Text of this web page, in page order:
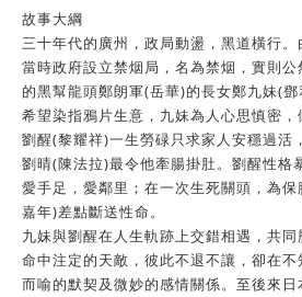
故事大綱
三十年代的廣州，政局動盪，黑道橫行。
當時政府設立禁烟局，名為禁烟，實則
的黑幫龍頭鄭朗軍(岳華)的長女鄭九妹(鄧
希望染指鴉片生意，九妹為人心思慎密
劉醒(黎耀祥)一生勞碌只求家人安穩過活
劉晴(陳法拉)最令他牽腸掛肚。劉醒性格
愛手足，愛鄰里；在一次生死關頭，為
嘉年)差點斷送性命。
九妹與劉醒在人生軌跡上交錯相遇，共
命中注定的天敵，彼此不退不讓，卻在
而喻的默契及微妙的感情關係。至後來